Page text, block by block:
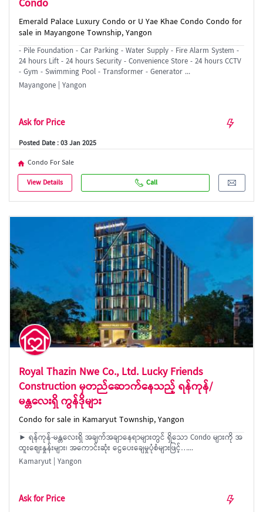
Condo
Emerald Palace Luxury Condo or U Yae Khae Condo Condo for
sale in Mayangone Township, Yangon
- Pile Foundation - Car Parking - Water Supply - Fire Alarm System -
24 hours Lift - 24 hours Security - Convenience Store - 24 hours CCTV
- Gym - Swimming Pool - Transformer - Generator ...
Mayangone | Yangon
Ask for Price
Posted Date : 03 Jan 2025
Condo For Sale
View Details
Call
Royal Thazin Nwe Co., Ltd. Lucky Friends
Construction မှတည်ဆောက်နေသည့် ရန်ကုန်/
မန္တလေးရှိ ကွန်ဒိုများ
Condo for sale in Kamaryut Township, Yangon
► ရန်ကုန်-မန္တလေးရှိ အချက်အချာနေရာများတွင် ရှိသော Condo များကို အ
ထူးစျေးနှုန်းများ၊ အကောင်းဆုံး ငွေပေးချေမှုပုံစံများဖြင့်…...
Kamaryut | Yangon
Ask for Price